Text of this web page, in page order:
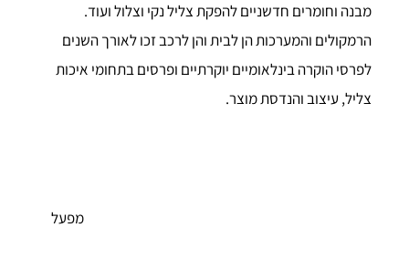
מבנה וחומרים חדשניים להפקת צליל נקי וצלול ועוד.
הרמקולים והמערכות הן לבית והן לרכב זכו לאורך השנים
לפרסי הוקרה בינלאומיים יוקרתיים ופרסים בתחומי איכות
צליל, עיצוב והנדסת מוצר.
מפעל